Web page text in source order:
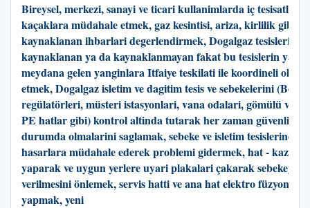
Bireysel, merkezi, sanayi ve ticari kullanimlarda iç
kaçaklara müdahale etmek, gaz kesintisi, ariza, kirlilik gibi
kaynaklanan ihbarlari degerlendirmek, Dogalgaz
kaynaklanan ya da kaynaklanmayan fakat bu tesislerin
meydana gelen yanginlara Itfaiye teskilati ile koordineli
etmek, Dogalgaz isletim ve dagitim tesis ve sebekelerini (Bölge
regülatörleri, müsteri istasyonlari, vana odalari, gömülü
PE hatlar gibi) kontrol altinda tutarak her zaman güvenli ve
durumda olmalarini saglamak, sebeke ve isletim tesislerinde
hasarlara müdahale ederek problemi gidermek, hat - kazi
yaparak ve uygun yerlere uyari plakalari çakarak sebekeye
verilmesini önlemek, servis hatti ve ana hat elektro füzyon
yapmak, yeni